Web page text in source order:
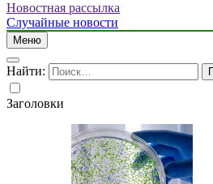
Новостная рассылка
Случайные новости
Меню
Найти:
Заголовки